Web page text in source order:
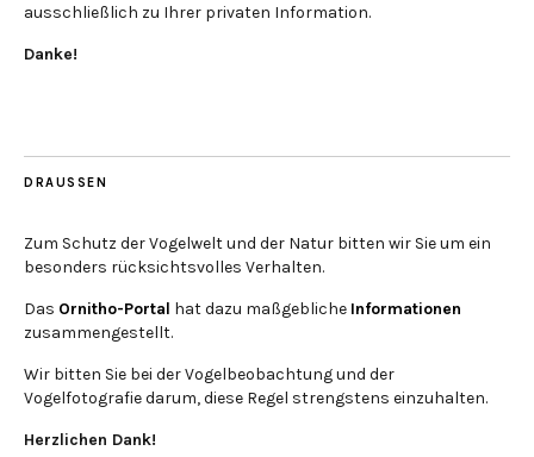
ausschließlich zu Ihrer privaten Information.
Danke!
DRAUSSEN
Zum Schutz der Vogelwelt und der Natur bitten wir Sie um ein
besonders rücksichtsvolles Verhalten.
Das Ornitho-Portal hat dazu maßgebliche Informationen
zusammengestellt.
Wir bitten Sie bei der Vogelbeobachtung und der
Vogelfotografie darum, diese Regel strengstens einzuhalten.
Herzlichen Dank!